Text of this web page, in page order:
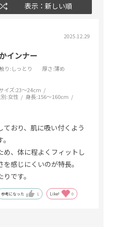
表示：新しい順
2025.12.29
インナー
り:しっとり 厚さ:薄め
イズ:23～24cm
:女性 身長:156～160cm
おり、肌に吸い付くよう
め、体に程よくフィットし
感じにくいのが特長。
です。
参考になった 1 Like! 0